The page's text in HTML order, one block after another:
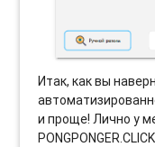
Итак, как вы
и проще! Лично у